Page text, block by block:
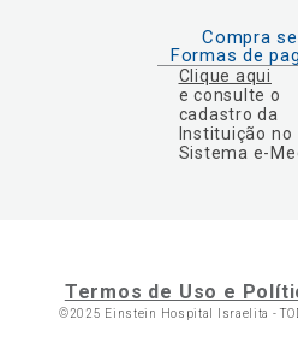
Compra
Formas de
Clique aqui
e consulte o
cadastro da
Instituição no
Sistema e-
Termos de Uso e
©2025 Einstein Hospital Israelita -